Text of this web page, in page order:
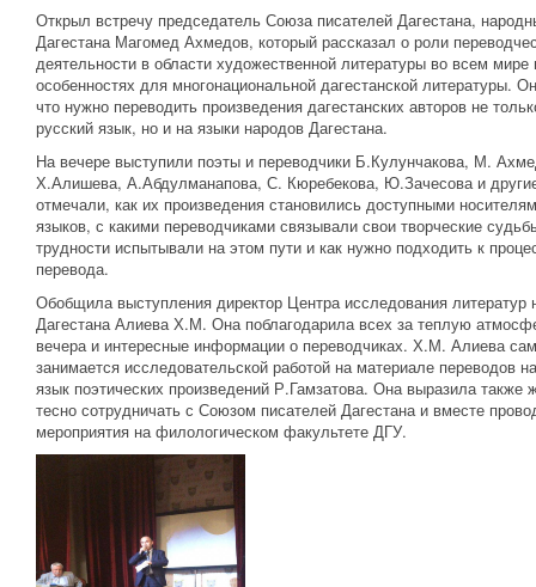
Открыл встречу председатель Союза писателей Дагестана,
Дагестана Магомед Ахмедов, который рассказал о роли
деятельности в области художественной литературы во всем мире
особенностях для многонациональной дагестанской литературы.
что нужно переводить произведения дагестанских авторов не
русский язык, но и на языки народов Дагестана.
На вечере выступили поэты и переводчики Б.Кулунчакова, М.
Х.Алишева, А.Абдулманапова, С. Кюребекова, Ю.Зачесова и
отмечали, как их произведения становились доступными
языков, с какими переводчиками связывали свои творческие
трудности испытывали на этом пути и как нужно подходить к
перевода.
Обобщила выступления директор Центра исследования литератур
Дагестана Алиева Х.М. Она поблагодарила всех за теплую
вечера и интересные информации о переводчиках. Х.М. Алиева
занимается исследовательской работой на материале переводов
язык поэтических произведений Р.Гамзатова. Она выразила также
тесно сотрудничать с Союзом писателей Дагестана и вместе
мероприятия на филологическом факультете ДГУ.